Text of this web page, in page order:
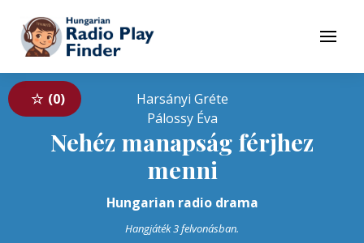
To contents
Menu
0
Harsányi Gréte
Pálossy Éva
Nehéz manapság férjhez
menni
Hungarian radio drama
Hangjáték 3 felvonásban.